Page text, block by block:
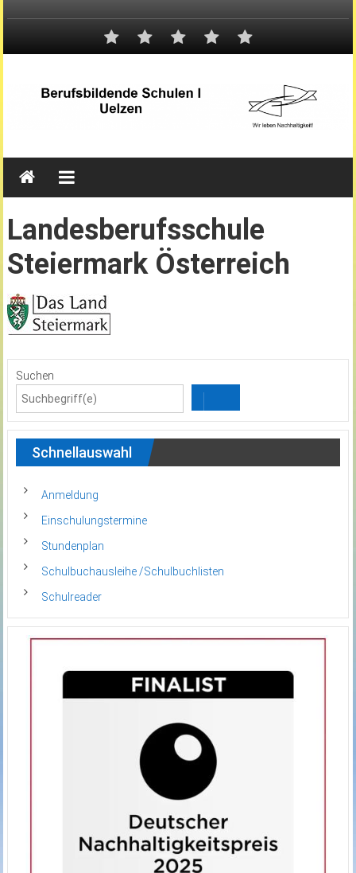
Landesberufsschule
Steiermark Österreich
Suchen
Schnellauswahl
Anmeldung
Einschulungstermine
Stundenplan
Schulbuchausleihe /Schulbuchlisten
Schulreader